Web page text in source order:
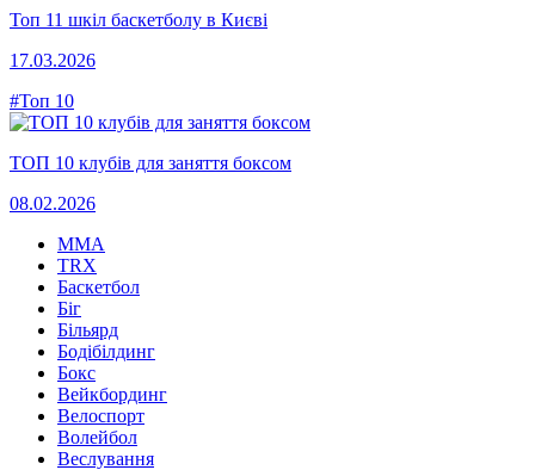
Топ 11 шкіл баскетболу в Києві
17.03.2026
#Топ 10
ТОП 10 клубів для заняття боксом
08.02.2026
MMA
TRX
Баскетбол
Біг
Більярд
Бодібілдинг
Бокс
Вейкбординг
Велоспорт
Волейбол
Веслування